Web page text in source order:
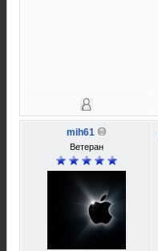
mih61
Ветеран